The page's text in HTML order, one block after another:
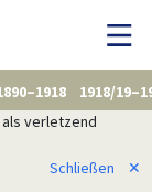
1918/
verletzend
Schließen
✕